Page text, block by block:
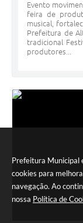
Prefeitura Municipal
cookies para
navegação. Ao
nossa Política de
Evento
feira de
musical,
Prefeitura de
tradicional
produtores...